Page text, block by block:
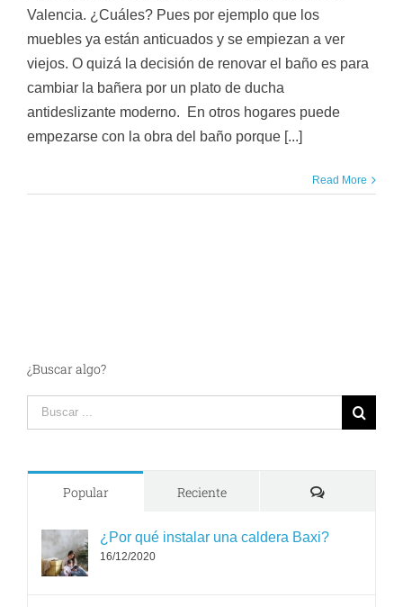
Valencia. ¿Cuáles? Pues por ejemplo que los
muebles ya están anticuados y se empiezan a ver
viejos. O quizá la decisión de renovar el baño es para
cambiar la bañera por un plato de ducha
antideslizante moderno. En otros hogares puede
empezarse con la obra del baño porque [...]
Read More
¿Buscar algo?
Search
for:
Popular Reciente Comments
¿Por qué instalar una caldera Baxi?
16/12/2020